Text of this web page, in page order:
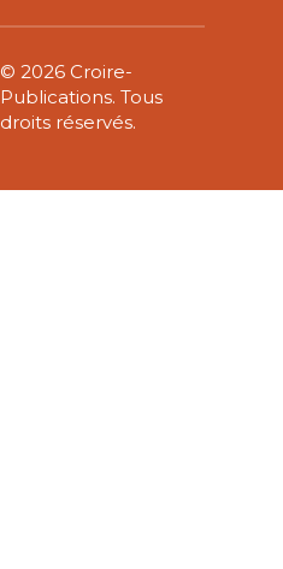
© 2026 Croire-
Publications. Tous
droits réservés.